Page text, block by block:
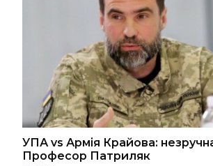
УПА vs Армія Крайова:
Професор Патриляк